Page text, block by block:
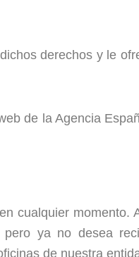
derechos y le
de la Agencia
cualquier momento.
ya no desea
de nuestra